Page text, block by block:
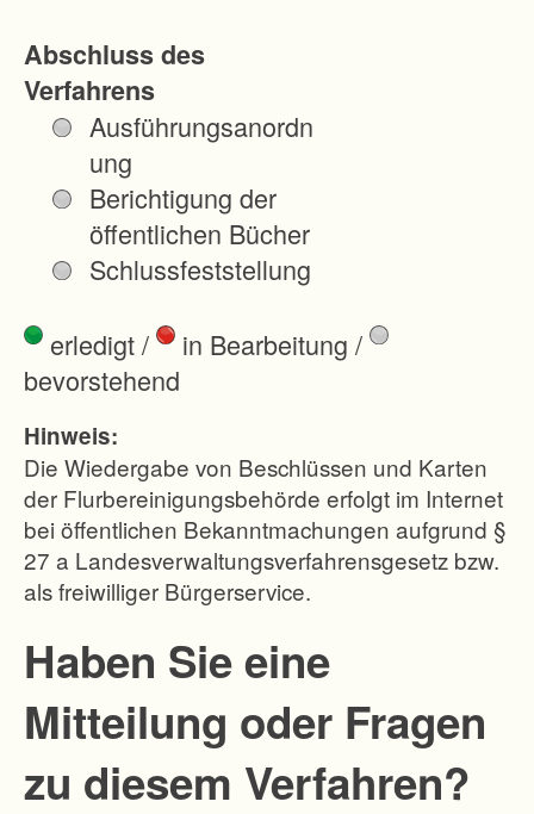
Abschluss des
Verfahrens
Ausführungsanordn
ung
Berichtigung der
öffentlichen Bücher
Schlussfeststellung
erledigt/ in Bearbeitung /
bevorstehend
Hinweis:
Die Wiedergabe von Beschlüssen und Karten
der Flurbereinigungsbehörde erfolgt im Internet
bei öffentlichen Bekanntmachungen aufgrund §
27 a Landesverwaltungsverfahrensgesetz bzw.
als freiwilliger Bürgerservice.
Haben Sie eine
Mitteilung oder Fragen
zu diesem Verfahren?